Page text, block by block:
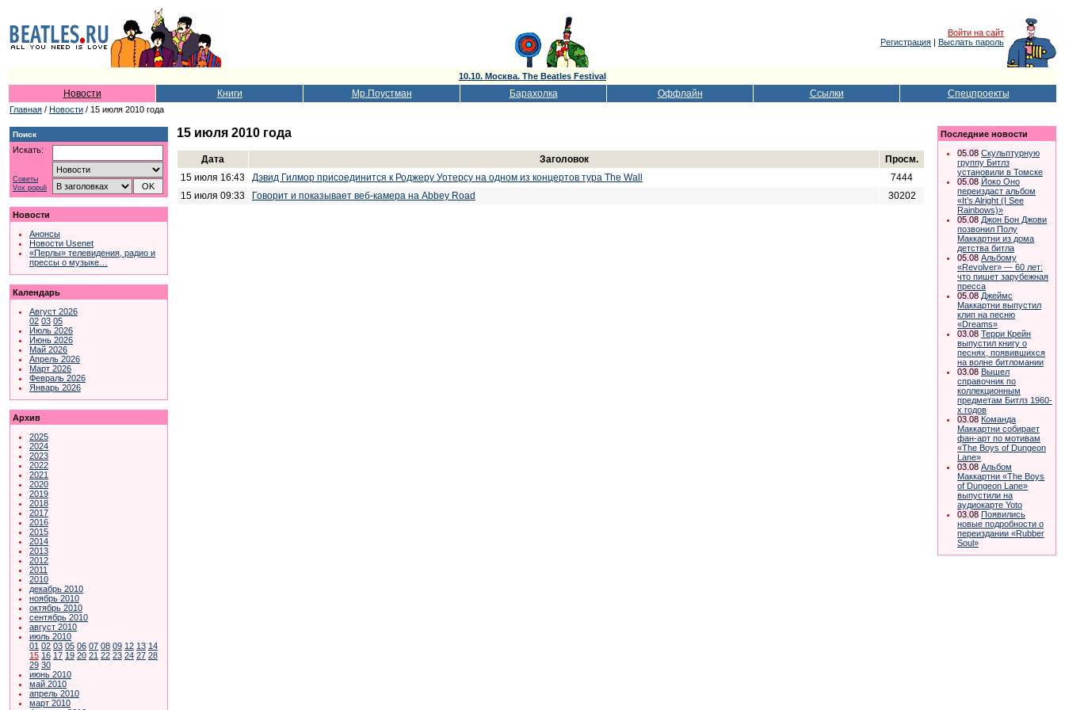
Войти на сайт
Регистрация | Выслать пароль
10.10. Москва. The Beatles Festival
Новости Книги Мр.Поустман Барахолка Оффлайн Ссылки Спецпроекты
Главная / Новости / 15 июля 2010 года
Поиск
Искать:
Советы
Vox populi
Новости
Анонсы
Новости Usenet
«Перлы» телевидения, радио и
прессы о музыке…
Календарь
Август 2026
02 03 05
Июль 2026
Июнь 2026
Май 2026
Апрель 2026
Март 2026
Февраль 2026
Январь 2026
Архив
2025
2024
2023
2022
2021
2020
2019
2018
2017
2016
2015
2014
2013
2012
2011
2010
декабрь 2010
ноябрь 2010
октябрь 2010
сентябрь 2010
август 2010
июль 2010
01 02 03 05 06 07 08 09 12 13 14
15 16 17 19 20 21 22 23 24 27 28
29 30
июнь 2010
май 2010
апрель 2010
март 2010
15 июля 2010 года
Дата Заголовок
Просм.
15 июля 16:43
Дэвид Гилмор присоединится к Роджеру Уотерсу на одном из концертов тура The Wall
7444
15 июля 09:33
Говорит и показывает веб-камера на Abbey Road 30202
Последние новости
05.08 Скульптурную
группу Битлз
установили в Томске
05.08 Йоко Оно
переиздаст альбом
«It’s Alright (I See
Rainbows)»
05.08 Джон Бон Джови
позвонил Полу
Маккартни из дома
детства битла
05.08 Альбому
«Revolver» — 60 лет:
что пишет зарубежная
пресса
05.08 Джеймс
Маккартни выпустил
клип на песню
«Dreams»
03.08 Терри Крейн
выпустил книгу о
песнях, появившихся
на волне битломании
03.08 Вышел
справочник по
коллекционным
предметам Битлз 1960-
х годов
03.08 Команда
Маккартни собирает
фан-арт по мотивам
«The Boys of Dungeon
Lane»
03.08 Альбом
Маккартни «The Boys
of Dungeon Lane»
выпустили на
аудиокарте Yoto
03.08 Появились
новые подробности о
переиздании «Rubber
Soul»